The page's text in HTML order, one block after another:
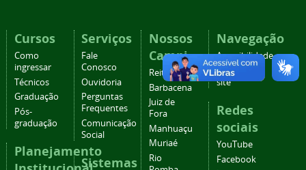
Cursos
Como
ingressar
Técnicos
Graduação
Pós-
graduação
Planejamento
Serviços
Fale
Conosco
Ouvidoria
Perguntas
Frequentes
Comunicação
Social
Sistemas
Nossos
Campi
Reitoria
Barbacena
Juiz de
Fora
Manhuaçu
Muriaé
Rio
Navegação
Acessibilidade
Mapa do
site
Redes
sociais
YouTube
Facebook